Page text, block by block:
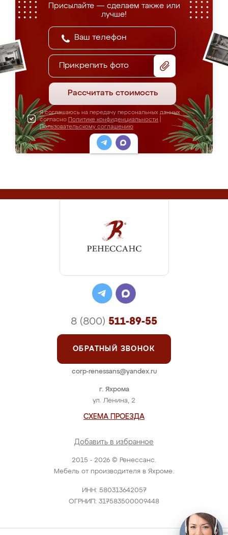
Присылайте — сделаем также или
лучше!
Прикрепить фото
Рассчитать стоимость
Я соглашаюсь на передачу персональных данных
согласно Политике конфиденциальности
Пользовательскому соглашению
2015 - 2026 © Ренессанс.
Мебель от производителя в Яхроме.
ИНН: 580313642057
ОГРНИП: 317583500009448
г. Яхрома
ул. Ленина, 2
СХЕМА ПРОЕЗДА
Добавить в избранное
8 (800) 511-89-55
ОБРАТНЫЙ ЗВОНОК
corp-renessans@yandex.ru